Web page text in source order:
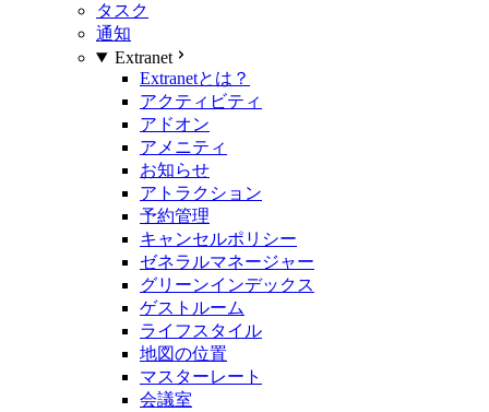
タスク
通知
Extranet
Extranetとは？
アクティビティ
アドオン
アメニティ
お知らせ
アトラクション
予約管理
キャンセルポリシー
ゼネラルマネージャー
グリーンインデックス
ゲストルーム
ライフスタイル
地図の位置
マスターレート
会議室